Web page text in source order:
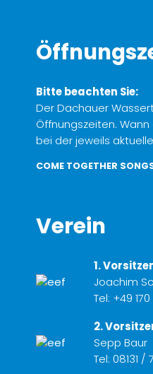
Bitte beachten Sie:
Der Dachauer
Öffnungszeiten.
bei der jeweils
COME TOGETHER
Verein
1.
Joachim
Tel: +49
2.
Sepp Baur
Tel: 08131 /